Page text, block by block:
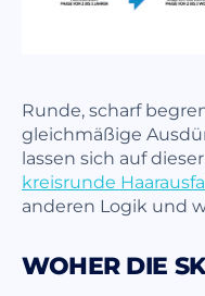
Runde, scharf
gleichmäßige
lassen sich auf
kreisrunde
anderen Logik und
WOHER DIE